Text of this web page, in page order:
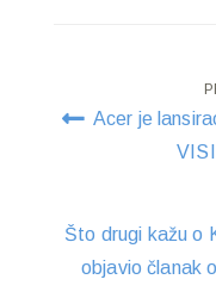
Post
Acer je
Što drugi kažu o
objavio članak